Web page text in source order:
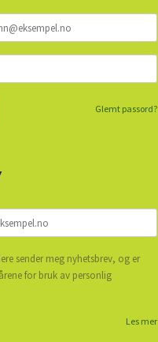
Glemt passord?
sender meg nyhetsbrev, og er
for bruk av personlig
Les mer